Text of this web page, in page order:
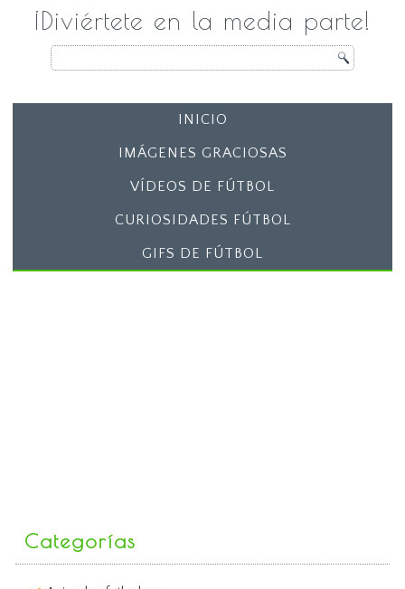
¡Diviértete en la media parte!
INICIO
IMÁGENES GRACIOSAS
VÍDEOS DE FÚTBOL
CURIOSIDADES FÚTBOL
GIFS DE FÚTBOL
Categorías